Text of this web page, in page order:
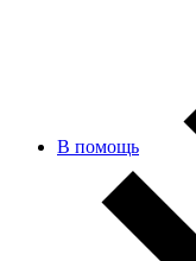
В помощь